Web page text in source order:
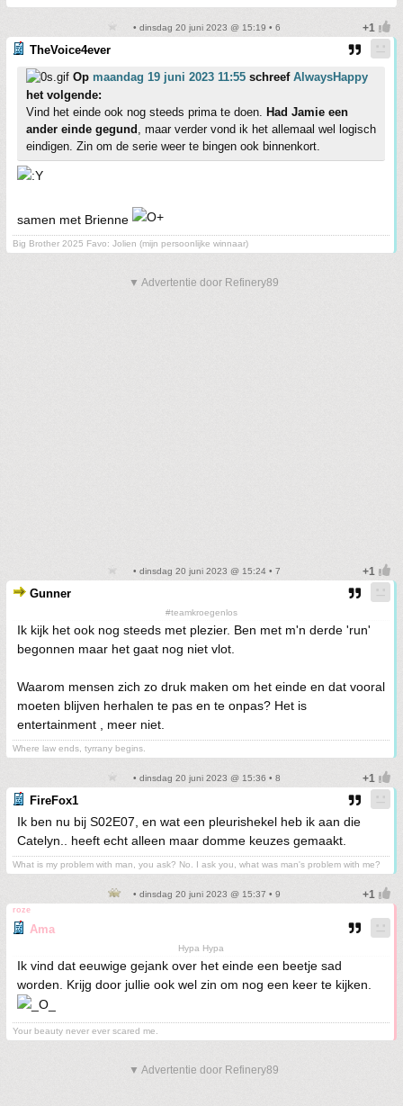
• dinsdag 20 juni 2023 @ 15:19 • 6
TheVoice4ever
Op maandag 19 juni 2023 11:55 schreef AlwaysHappy
het volgende:
Vind het einde ook nog steeds prima te doen. Had Jamie een
ander einde gegund , maar verder vond ik het allemaal wel logisch
eindigen. Zin om de serie weer te bingen ook binnenkort.
samen met Brienne
Big Brother 2025 Favo: Jolien (mijn persoonlijke winnaar)
▼ Advertentie door Refinery89
• dinsdag 20 juni 2023 @ 15:24 • 7
Gunner
#teamkroegenlos
Ik kijk het ook nog steeds met plezier. Ben met m'n derde 'run'
begonnen maar het gaat nog niet vlot.
Waarom mensen zich zo druk maken om het einde en dat vooral
moeten blijven herhalen te pas en te onpas? Het is
entertainment , meer niet.
Where law ends, tyrrany begins.
• dinsdag 20 juni 2023 @ 15:36 • 8
FireFox1
Ik ben nu bij S02E07, en wat een pleurishekel heb ik aan die
Catelyn.. heeft echt alleen maar domme keuzes gemaakt.
What is my problem with man, you ask? No. I ask you, what was man's problem with me?
• dinsdag 20 juni 2023 @ 15:37 • 9
roze
Ama
Hypa Hypa
Ik vind dat eeuwige gejank over het einde een beetje sad
worden. Krijg door jullie ook wel zin om nog een keer te kijken.
Your beauty never ever scared me.
▼ Advertentie door Refinery89